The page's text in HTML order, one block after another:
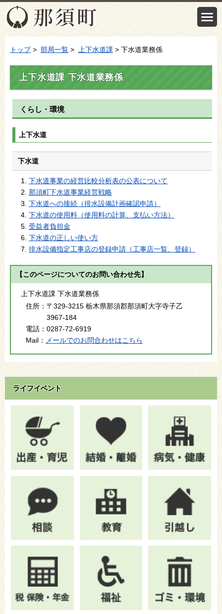
トップ> 部局一覧 > 上下水道課 > 下水道業務係
上下水道課 下水道業務係
くらし・環境
上下水道
下水道
下水道事業の経営比較分析表の公表について
那須町下水道事業経営戦略
下水道への接続（排水設備計画確認申請）
下水道の使用料（使用料の計算、支払い方法）
受益者負担金
下水道の正しい使い方
排水設備指定工事店の登録申請（工事店一覧、登録）
【このページについてのお問い合わせ先】
上下水道課 下水道業務係
住所： 〒329-3215 栃木県那須郡那須町大字寺子乙
3967-184
電話： 0287-72-6919
Mail：
メールでのお問合わせはこちら
ライフイベント